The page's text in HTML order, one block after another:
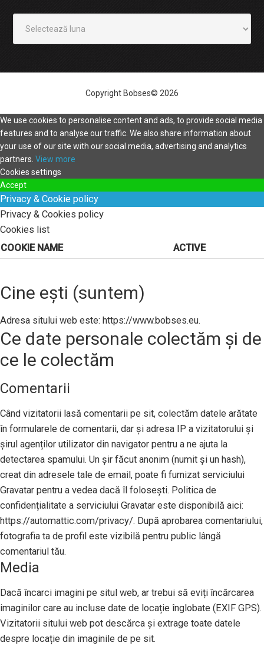
Copyright Bobses© 2026
We use cookies to personalise content and ads, to provide social media
features and to analyse our traffic. We also share information about
your use of our site with our social media, advertising and analytics
partners. View more
Cookies settings
Accept
Privacy & Cookie policy
Privacy & Cookies policy
Cookies list
COOKIE NAME
ACTIVE
Cine ești (suntem)
Adresa sitului web este: https://www.bobses.eu.
Ce date personale colectăm și de
ce le colectăm
Comentarii
Când vizitatorii lasă comentarii pe sit, colectăm datele arătate
în formularele de comentarii, dar și adresa IP a vizitatorului și
șirul agenților utilizator din navigator pentru a ne ajuta la
detectarea spamului. Un șir făcut anonim (numit și un hash),
creat din adresele tale de email, poate fi furnizat serviciului
Gravatar pentru a vedea dacă îl folosești. Politica de
confidențialitate a serviciului Gravatar este disponibilă aici:
https://automattic.com/privacy/. După aprobarea comentariului,
fotografia ta de profil este vizibilă pentru public lângă
comentariul tău.
Media
Dacă încarci imagini pe situl web, ar trebui să eviți încărcarea
imaginilor care au incluse date de locație înglobate (EXIF GPS).
Vizitatorii sitului web pot descărca și extrage toate datele
despre locație din imaginile de pe sit.